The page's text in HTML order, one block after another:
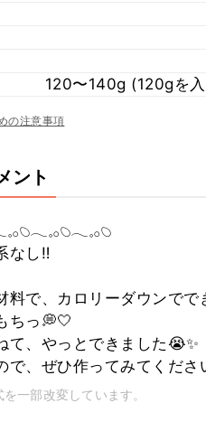
120〜140g (120gを
の注意事項
ント
𓂃𓈒𓂂𓆇 𓂃𓈒𓂂𓆇
なし‼️
料で、カロリーダウンで
ちっ💭🤍
て、やっとできました😭✨
で、ぜひ作ってみてくださ
一部改変しています。